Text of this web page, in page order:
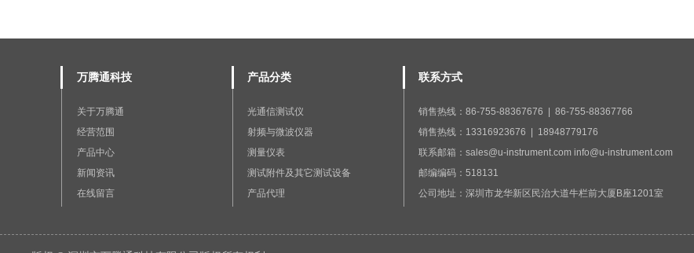
万腾通科技
关于万腾通
经营范围
产品中心
新闻资讯
在线留言
产品分类
光通信测试仪
射频与微波仪器
测量仪表
测试附件及其它测试设备
产品代理
联系方式
销售热线：86-755-88367676 | 86-755-88367766
销售热线：13316923676 | 18948779176
联系邮箱：sales@u-instrument.com info@u-instrument.com
邮编编码：518131
公司地址：深圳市龙华新区民治大道牛栏前大厦B座1201室